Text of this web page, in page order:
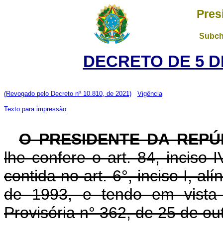
DECRETO DE 5
(Revogado pelo Decreto nº 10.810, de 2021) Vigência
Texto para impressão
O PRESIDENTE DA
lhe confere o art. 84, inciso
contida no art. 6°, inciso I,
de 1993, e tendo em
Provisória n° 362, de 25 de